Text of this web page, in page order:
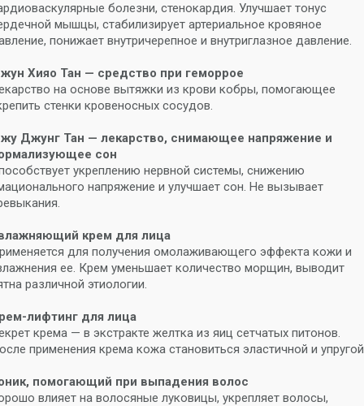
болезни, стенокардия. Улучшает тонус
мышцы, стабилизирует артериальное кровяное
понижает внутричерепное и внутриглазное давление.
Хияо Тан — средство при геморрое
на основе вытяжки из крови кобры, помогающее
стенки кровеносных сосудов.
Джунг Тан — лекарство, снимающее напряжение и
сон
укреплению нервной системы, снижению
напряжение и улучшает сон. Не вызывает
крем для лица
для получения омолаживающего эффекта кожи и
ее. Крем уменьшает количество морщин, выводит
различной этиологии.
лифтинг для лица
крема — в экстракте желтка из яиц сетчатых питонов.
применения крема кожа становиться эластичной и
помогающий при выпадения волос
влияет на волосяные луковицы, укрепляет волосы,